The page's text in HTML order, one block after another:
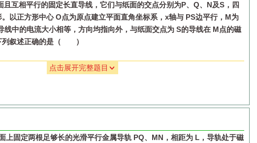
且互相平行的固定长直导线，它们与纸面的交点分别为P、 Q、 N及S ，四
以正方形中心 O点为原点建立平面直角坐标系， x轴与 PS边平行， M为
线中的电流大小相等，方向均指向外，与纸面交点为 S的导线在 M点的磁
列叙述正确的是（ ）
应强度等于零
应强度大小为
点击展开完整题目
上固定两根足够长的光滑平行金属导轨 PQ、 MN ，相距为 L ，导轨处于磁